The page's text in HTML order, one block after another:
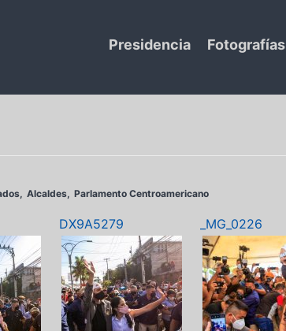
Presidencia Fotografías
Alcaldes Parlamento Centroamericano
DX9A5279 _MG_0226